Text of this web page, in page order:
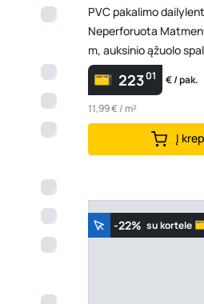
PVC pakalimo
Neperforuota
m, auksinio ąžuolo
1,03395 m...
22301 € / pak.
11,99 € / m²
Į
-22% su kortele